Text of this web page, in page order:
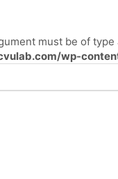
must be of
wp-